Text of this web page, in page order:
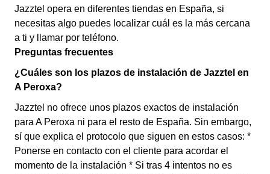
Jazztel opera en diferentes tiendas en España, si
necesitas algo puedes localizar cuál es la más cercana
a ti y llamar por teléfono.
Preguntas frecuentes
¿Cuáles son los plazos de instalación de Jazztel en
A Peroxa?
Jazztel no ofrece unos plazos exactos de instalación
para A Peroxa ni para el resto de España. Sin embargo,
sí que explica el protocolo que siguen en estos casos: *
Ponerse en contacto con el cliente para acordar el
momento de la instalación * Si tras 4 intentos no es